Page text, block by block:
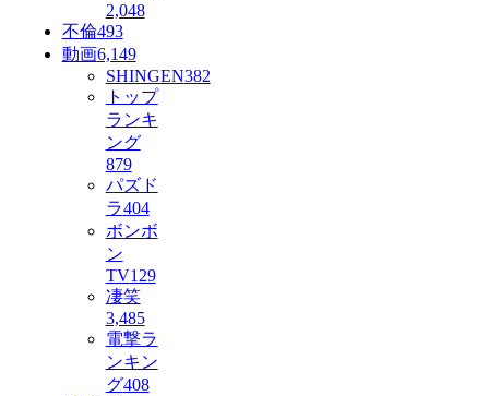
2,048
不倫493
動画6,149
SHINGEN382
トップ
ランキ
ング
879
パズド
ラ404
ボンボ
ン
TV129
凄笑
3,485
電撃ラ
ンキン
グ408